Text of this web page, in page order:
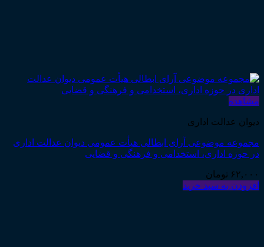
مشاهده
دیوان عدالت اداری
مجموعه موضوعی آرای ابطالی هیأت عمومی دیوان عدالت اداری
در حوزه اداری، استخدامی و فرهنگی و قضایی
۶۲,۰۰۰ تومان
افزودن به سبد خرید